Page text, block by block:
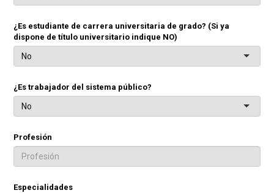
¿Es estudiante de carrera universitaria de grado? (Si ya
dispone de título universitario indique NO)
No
¿Es trabajador del sistema público?
No
Profesión
Especialidades